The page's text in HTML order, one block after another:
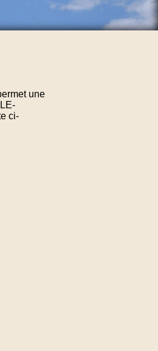
une
ci-